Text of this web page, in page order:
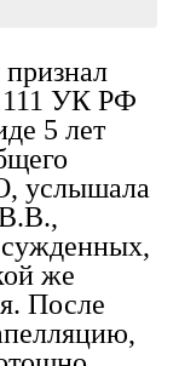
111 УК РФ
5 лет
услышала
же
После